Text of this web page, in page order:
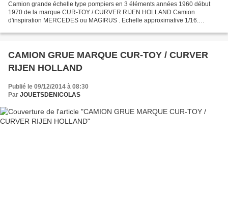
Camion grande échelle type pompiers en 3 éléments années 1960 début
1970 de la marque CUR-TOY / CURVER RIJEN HOLLAND Camion
d'inspiration MERCEDES ou MAGIRUS . Echelle approximative 1/16.
CAMION GRUE MARQUE CUR-TOY / CURVER
RIJEN HOLLAND
Publié le 09/12/2014 à 08:30
Par JOUETSDENICOLAS